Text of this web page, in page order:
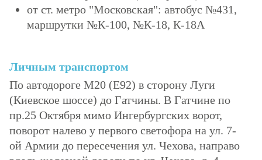
от ст. метро "Московская": автобус №431,
маршрутки №К-100, №К-18, К-18А
Личным транспортом
По автодороге М20 (Е92) в сторону Луги
(Киевское шоссе) до Гатчины. В Гатчине по
пр.25 Октября мимо Ингербургских ворот,
поворот налево у первого светофора на ул. 7-
ой Армии до пересечения ул. Чехова, направо